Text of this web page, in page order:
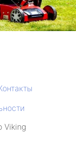
Viking